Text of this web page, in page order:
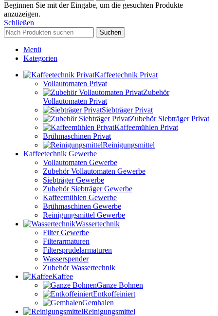
Beginnen Sie mit der Eingabe, um die gesuchten Produkte
anzuzeigen.
Schließen
Suchen
Menü
Kategorien
Kaffeetechnik Privat
Vollautomaten Privat
Zubehör
Vollautomaten Privat
Siebträger Privat
Zubehör Siebträger Privat
Kaffeemühlen Privat
Brühmaschinen Privat
Reinigungsmittel
Kaffeetechnik Gewerbe
Vollautomaten Gewerbe
Zubehör Vollautomaten Gewerbe
Siebträger Gewerbe
Zubehör Siebträger Gewerbe
Kaffeemühlen Gewerbe
Brühmaschinen Gewerbe
Reinigungsmittel Gewerbe
Wassertechnik
Filter Gewerbe
Filterarmaturen
Filtersprudelarmaturen
Wasserspender
Zubehör Wassertechnik
Kaffee
Ganze Bohnen
Entkoffeiniert
Gemhalen
Reinigungsmittel